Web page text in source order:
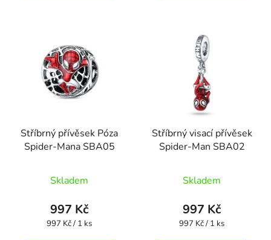
Stříbrný přívěsek Póza
Spider-Mana SBA05
Skladem
997 Kč
Měrná
997 Kč / 1 ks
Stříbrný visací přívěsek
Spider-Man SBA02
Skladem
997 Kč
Měrná
997 Kč / 1 ks